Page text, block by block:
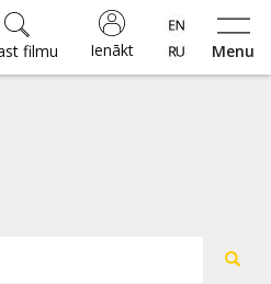
Menu
Ienākt
filmu